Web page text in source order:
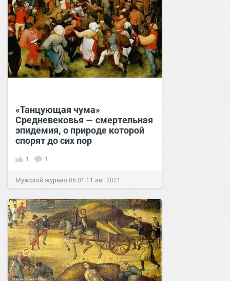
«Танцующая чума»
Средневековья — смертельная
эпидемия, о природе которой
спорят до сих пор
1 1
Мужской журнал 06:01 11 авг 2021